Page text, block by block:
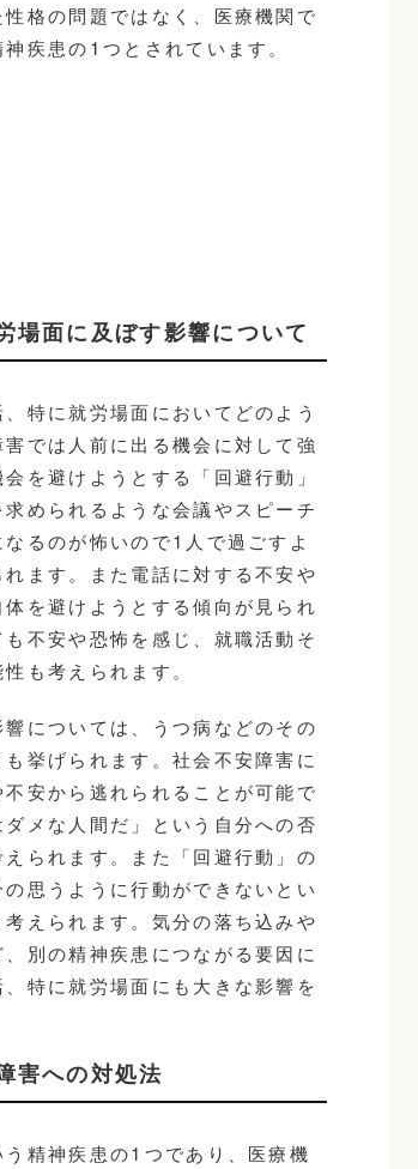
格の問題ではなく、医療機関で
疾患の1つとされています。
場面に及ぼす影響について
特に就労場面においてどのよう
では人前に出る機会に対して強
を避けようとする「回避行動」
められるような会議やスピーチ
るのが怖いので1人で過ごすよ
ます。また電話に対する不安や
を避けようとする傾向が見られ
不安や恐怖を感じ、就職活動そ
も考えられます。
については、うつ病などのその
挙げられます。社会不安障害に
安から逃れられることが可能で
メな人間だ」という自分への否
られます。また「回避行動」の
思うように行動ができないとい
えられます。気分の落ち込みや
別の精神疾患につながる要因に
特に就労場面にも大きな影響を
害への対処法
精神疾患の1つであり、医療機